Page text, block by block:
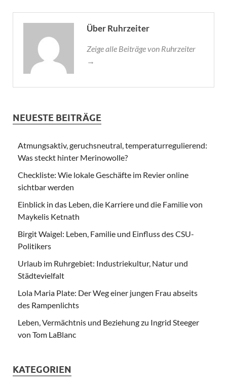
Über Ruhrzeiter
Zeige alle Beiträge von Ruhrzeiter
→
NEUESTE BEITRÄGE
Atmungsaktiv, geruchsneutral, temperaturregulierend:
Was steckt hinter Merinowolle?
Checkliste: Wie lokale Geschäfte im Revier online
sichtbar werden
Einblick in das Leben, die Karriere und die Familie von
Maykelis Ketnath
Birgit Waigel: Leben, Familie und Einfluss des CSU-
Politikers
Urlaub im Ruhrgebiet: Industriekultur, Natur und
Städtevielfalt
Lola Maria Plate: Der Weg einer jungen Frau abseits
des Rampenlichts
Leben, Vermächtnis und Beziehung zu Ingrid Steeger
von Tom LaBlanc
KATEGORIEN